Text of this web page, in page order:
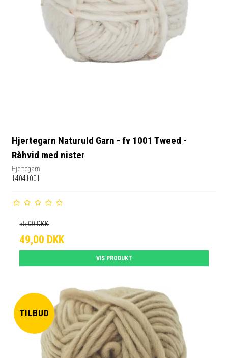
Hjertegarn Naturuld Garn - fv 1001 Tweed -
Råhvid med nister
Hjertegarn
14041001
55,00 DKK
49,00 DKK
VIS PRODUKT
TILBUD